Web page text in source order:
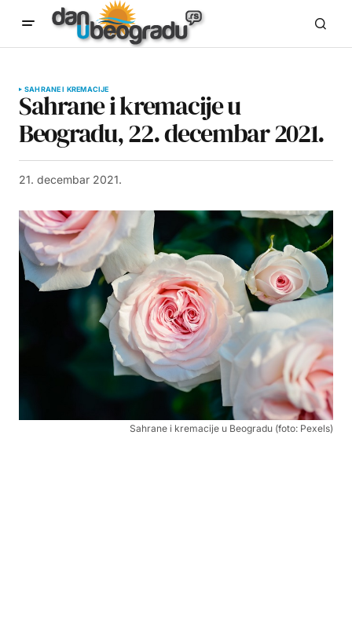
SAHRANE I KREMACIJE
Sahrane i kremacije u
Beogradu, 22. decembar 2021.
21. decembar 2021.
Sahrane i kremacije u Beogradu (foto: Pexels)